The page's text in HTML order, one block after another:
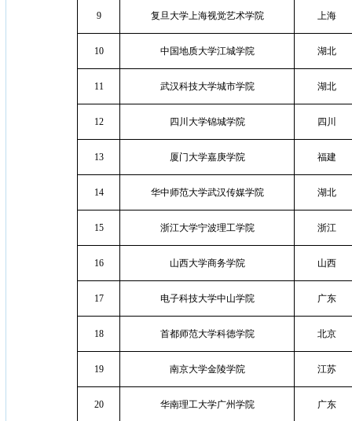
9 复旦大学上海视觉艺术学院 上海
10 中国地质大学江城学院 湖北
11 武汉科技大学城市学院 湖北
12 四川大学锦城学院 四川
13 厦门大学嘉庚学院 福建
14 华中师范大学武汉传媒学院 湖北
15 浙江大学宁波理工学院 浙江
16 山西大学商务学院 山西
17 电子科技大学中山学院 广东
18 首都师范大学科德学院 北京
19 南京大学金陵学院 江苏
20 华南理工大学广州学院 广东